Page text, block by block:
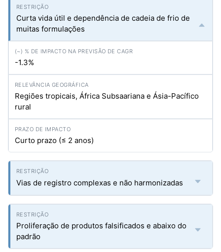
Curta vida útil e dependência de cadeia de frio de
muitas formulações
-1.3%
Regiões tropicais, África Subsaariana e Ásia-Pacífico
rural
Curto prazo (≤ 2 anos)
Vias de registro complexas e não harmonizadas
Proliferação de produtos falsificados e abaixo do
padrão